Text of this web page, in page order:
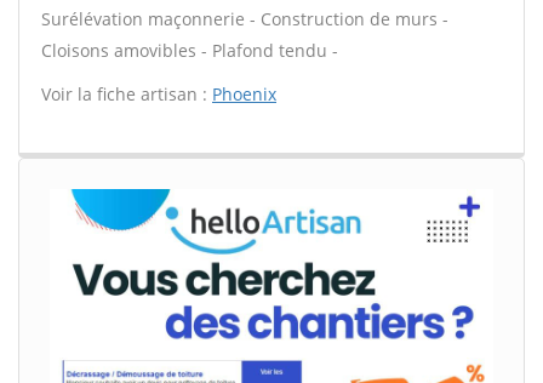
Surélévation maçonnerie - Construction de murs -
Cloisons amovibles - Plafond tendu -
Voir la fiche artisan : Phoenix